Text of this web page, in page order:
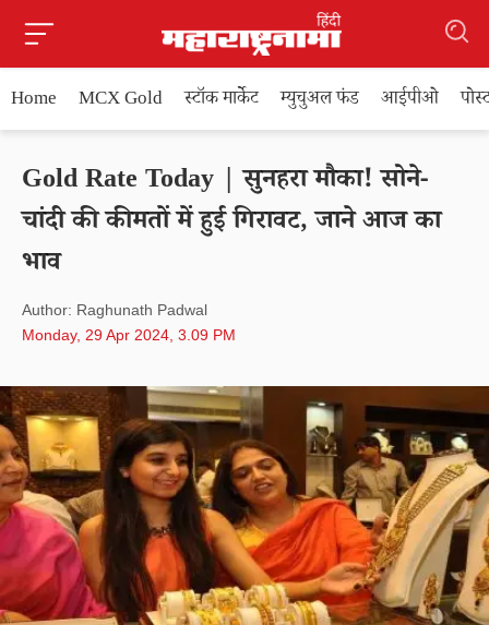
Home MCX Gold स्टॉक मार्केट म्युचुअल फंड आईपीओ
Gold Rate Today | सुनहरा मौका! सोने-
चांदी की कीमतों में हुई गिरावट, जाने आज का
भाव
Author: Raghunath Padwal
Monday, 29 Apr 2024, 3.09 PM